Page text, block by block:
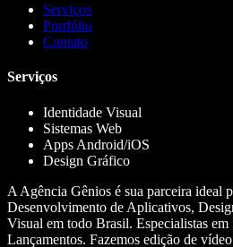
Serviços
Portfólio
Contato
Serviços
Identidade Visual
Sistemas Web
Apps Android/iOS
Design Gráfico
A Agência Gênios é sua parceira ideal
Desenvolvimento de Aplicativos,
Visual em todo Brasil. Especialistas
Lançamentos. Fazemos edição de